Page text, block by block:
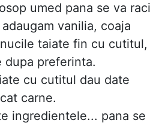
umed pana se va raci
vanilia, coaja
taiate fin cu cutitul,
dupa preferinta.
cu cutitul dau date
carne.
ingredientele... pana se